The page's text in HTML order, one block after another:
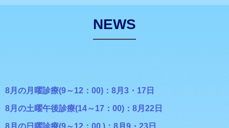
NEWS
8月の月曜診療(9～12：00)：8月3・17日
8月の土曜午後診療(14～17：00)：8月22日
8月の日曜診療(9～12：00 )：8月9・23日